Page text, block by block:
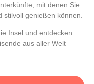
mit denen Sie
stilvoll genießen können.
Insel und entdecken
aus aller Welt